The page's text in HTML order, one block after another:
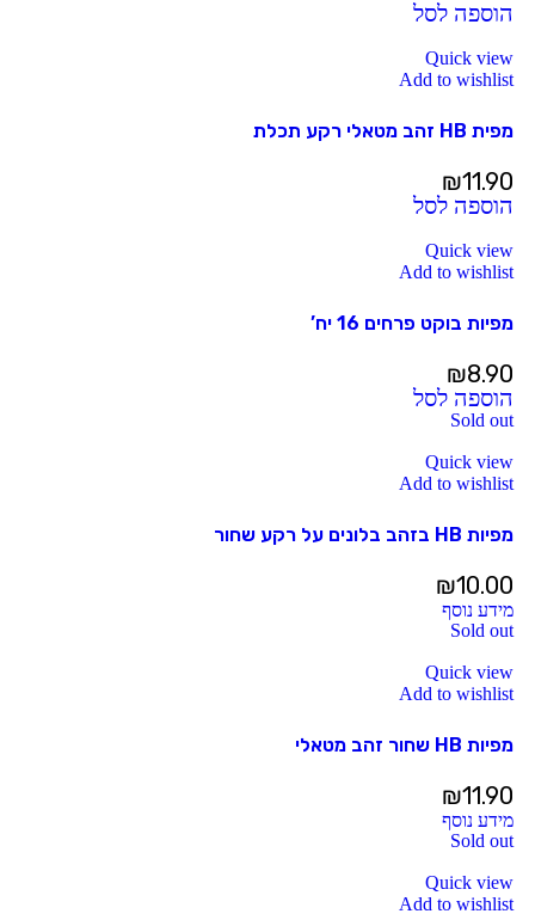
הוספה לסל
Quick view
Add to wishlist
מפית HB זהב מטאלי רקע תכלת
₪11.90
הוספה לסל
Quick view
Add to wishlist
מפיות בוקט פרחים 16 יח’
₪8.90
הוספה לסל
Sold out
Quick view
Add to wishlist
מפיות HB בזהב בלונים על רקע שחור
₪10.00
מידע נוסף
Sold out
Quick view
Add to wishlist
מפיות HB שחור זהב מטאלי
₪11.90
מידע נוסף
Sold out
Quick view
Add to wishlist